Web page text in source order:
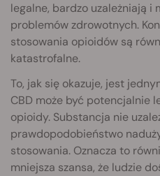
legalne, bardzo uzależniają i
problemów zdrowotnych.
stosowania opioidów są
katastrofalne.
To, jak się okazuje, jest
CBD może być potencjalnie
opioidy. Substancja nie
prawdopodobieństwo
stosowania. Oznacza to
mniejsza szansa, że ludzie